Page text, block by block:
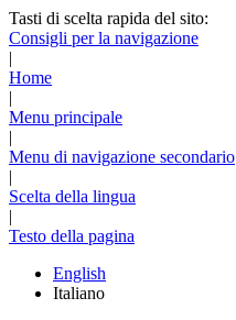
Tasti di scelta rapida del sito:
Consigli per la navigazione
|
Home
|
Menu principale
|
Menu di navigazione secondario
|
Scelta della lingua
|
Testo della pagina
English
Italiano